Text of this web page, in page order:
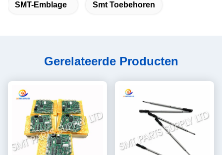
SMT-Emblage Smt Toebehoren
Gerelateerde Producten